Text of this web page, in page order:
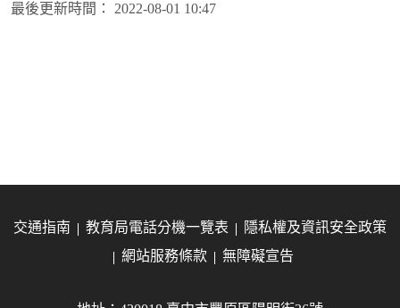
最後更新時間： 2022-08-01 10:47
交通指南 教育局電話分機一覽表
隱私權及資訊安全政策
網站服務條款
無障礙宣告